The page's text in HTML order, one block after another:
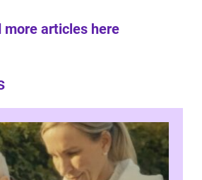
more articles here